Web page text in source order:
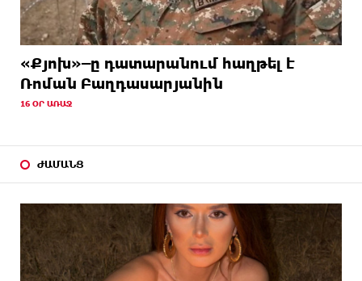
«Քյոխ»–ը դատարանում հաղթել է
Ռոման Բաղդասարյանին
16 ՕՐ ԱՌԱՋ
ԺԱՄԱՆՑ